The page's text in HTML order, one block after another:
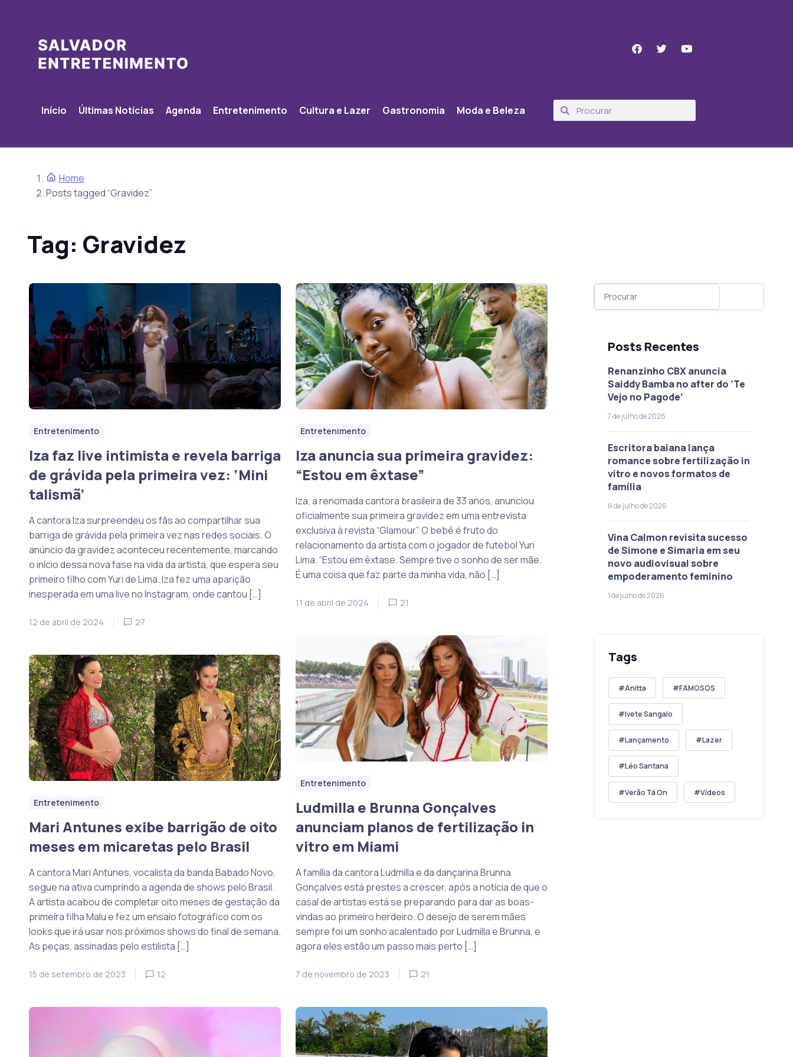
Início Últimas Notícias Agenda Entretenimento Cultura e Lazer Gastronomia Moda e Beleza
Home
Posts tagged “Gravidez”
Tag: Gravidez
Entretenimento
Iza faz live intimista e revela barriga
de grávida pela primeira vez: ‘Mini
talismã’
A cantora Iza surpreendeu os fãs ao compartilhar sua
barriga de grávida pela primeira vez nas redes sociais. O
anúncio da gravidez aconteceu recentemente, marcando
o início dessa nova fase na vida da artista, que espera seu
primeiro filho com Yuri de Lima. Iza fez uma aparição
inesperada em uma live no Instagram, onde cantou […]
12 de abril de 2024 27
Entretenimento
Iza anuncia sua primeira gravidez:
“Estou em êxtase”
Iza, a renomada cantora brasileira de 33 anos, anunciou
oficialmente sua primeira gravidez em uma entrevista
exclusiva à revista “Glamour”. O bebê é fruto do
relacionamento da artista com o jogador de futebol Yuri
Lima. “Estou em êxtase. Sempre tive o sonho de ser mãe.
É uma coisa que faz parte da minha vida, não […]
11 de abril de 2024 21
Entretenimento
Ludmilla e Brunna Gonçalves
anunciam planos de fertilização in
vitro em Miami
A família da cantora Ludmilla e da dançarina Brunna
Gonçalves está prestes a crescer, após a notícia de que o
casal de artistas está se preparando para dar as boas-
vindas ao primeiro herdeiro. O desejo de serem mães
sempre foi um sonho acalentado por Ludmilla e Brunna, e
agora eles estão um passo mais perto […]
7 de novembro de 2023 21
Entretenimento
Mari Antunes exibe barrigão de oito
meses em micaretas pelo Brasil
A cantora Mari Antunes, vocalista da banda Babado Novo,
segue na ativa cumprindo a agenda de shows pelo Brasil.
A artista acabou de completar oito meses de gestação da
primeira filha Malu e fez um ensaio fotográfico com os
looks que irá usar nos próximos shows do final de semana.
As peças, assinadas pelo estilista […]
15 de setembro de 2023 12
Posts Recentes
Renanzinho CBX anuncia
Saiddy Bamba no after do ‘Te
Vejo no Pagode’
7 de julho de 2026
Escritora baiana lança
romance sobre fertilização in
vitro e novos formatos de
família
6 de julho de 2026
Vina Calmon revisita sucesso
de Simone e Simaria em seu
novo audiovisual sobre
empoderamento feminino
1 de julho de 2026
Tags
Anitta FAMOSOS
Ivete Sangalo
Lançamento Lazer
Léo Santana
Verão Tá On Vídeos